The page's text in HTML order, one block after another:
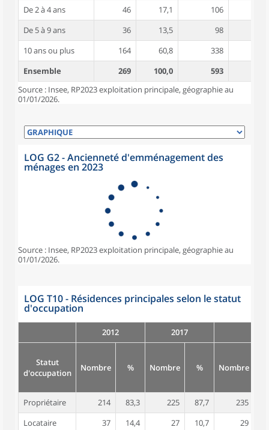
De 2 à 4 ans 46 17,1 106
De 5 à 9 ans
36 13,5 98
10 ans ou plus
164 60,8 338
Ensemble
269 100,0 593
Source : Insee, RP2023 exploitation principale, géographie au
01/01/2026.
LOG G2 - Ancienneté d'emménagement des
ménages en 2023
Source : Insee, RP2023 exploitation principale, géographie au
01/01/2026.
LOG T10 - Résidences principales selon le statut
d'occupation
2012 2017
Statut
d'occupation
Nombre % Nombre % Nombre
Propriétaire 214 83,3 225 87,7 235
Locataire
37 14,4 27 10,7 29